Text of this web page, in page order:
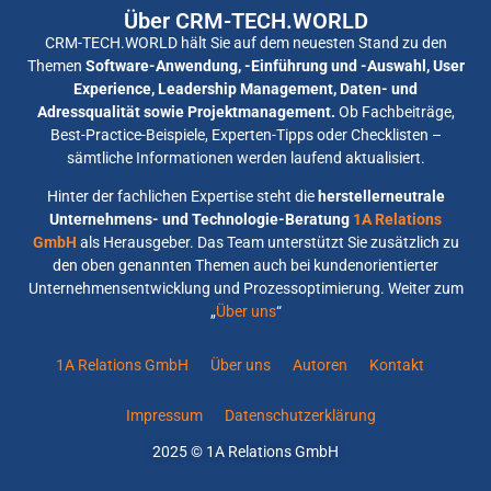
Über CRM-TECH.WORLD
CRM-TECH.WORLD hält Sie auf dem neuesten Stand zu den
Themen Software-Anwendung, -Einführung und -Auswahl, User
Experience, Leadership Management, Daten- und
Adressqualität sowie Projektmanagement. Ob Fachbeiträge,
Best-Practice-Beispiele, Experten-Tipps oder Checklisten –
sämtliche Informationen werden laufend aktualisiert.
Hinter der fachlichen Expertise steht die herstellerneutrale
Unternehmens- und Technologie-Beratung 1A Relations
GmbH als Herausgeber. Das Team unterstützt Sie zusätzlich zu
den oben genannten Themen auch bei kundenorientierter
Unternehmensentwicklung und Prozessoptimierung. Weiter zum
„Über uns“
1A Relations GmbH Über uns Autoren Kontakt
Impressum Datenschutzerklärung
2025 © 1A Relations GmbH